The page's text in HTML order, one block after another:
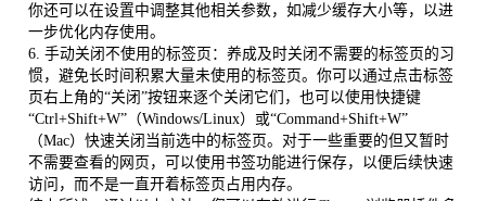
你还可以在设置中调整其他相关参数，如减少缓存大小等，以进
一步优化内存使用。
6. 手动关闭不使用的标签页：养成及时关闭不需要的标签页的习
惯，避免长时间积累大量未使用的标签页。你可以通过点击标签
页右上角的“关闭”按钮来逐个关闭它们，也可以使用快捷键
“Ctrl+Shift+W”（Windows/Linux）或“Command+Shift+W”
（Mac）快速关闭当前选中的标签页。对于一些重要的但又暂时
不需要查看的网页，可以使用书签功能进行保存，以便后续快速
访问，而不是一直开着标签页占用内存。